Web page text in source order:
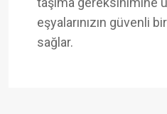
eşyalarınızın güvenli
sağlar.